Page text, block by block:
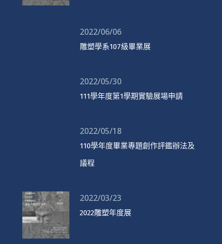
2022/06/06
雕塑學系107級畢業展
2022/05/30
111學年度第1學期實驗展場申請
2022/05/18
110學年度畢業專題創作評鑑辦法及
議程
2022/03/23
2022雕塑年度展